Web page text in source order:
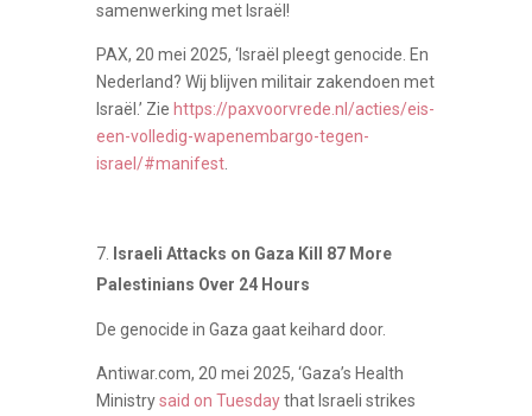
samenwerking met Israël!
PAX, 20 mei 2025, ‘Israël pleegt genocide. En
Nederland? Wij blijven militair zakendoen met
Israël.’ Zie https://paxvoorvrede.nl/acties/eis-
een-volledig-wapenembargo-tegen-
israel/#manifest.
Israeli Attacks on Gaza Kill 87 More
Palestinians Over 24 Hours
De genocide in Gaza gaat keihard door.
Antiwar.com, 20 mei 2025, ‘Gaza’s Health
Ministrysaid on Tuesdaythat Israeli strikes